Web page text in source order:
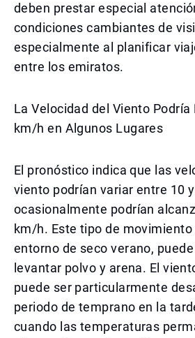
deben prestar especial
condiciones cambiantes de
especialmente al planificar
entre los emiratos.
La Velocidad del Viento
km/h en Algunos Lugares
El pronóstico indica que las
viento podrían variar entre 10
ocasionalmente podrían
km/h. Este tipo de movimiento
entorno de seco verano,
levantar polvo y arena. El
puede ser particularmente
periodo de temprano en la
cuando las temperaturas